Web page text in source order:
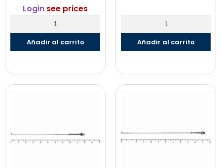
Login see prices
Añadir al carrito Añadir al carrito